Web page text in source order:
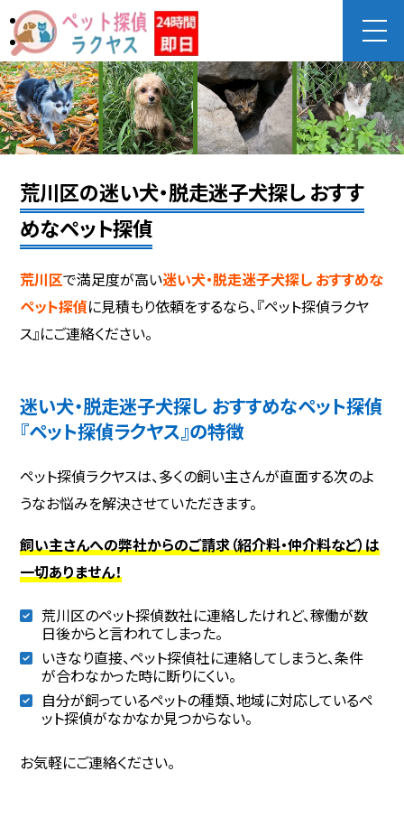
荒川区の迷い犬・脱走迷子犬探し おすす
めなペット探偵
荒川区で満足度が高い迷い犬・脱走迷子犬探し おすすめな
ペット探偵に見積もり依頼をするなら、『ペット探偵ラクヤ
ス』にご連絡ください。
迷い犬・脱走迷子犬探し おすすめなペット探偵
『ペット探偵ラクヤス』の特徴
ペット探偵ラクヤスは、多くの飼い主さんが直面する次のよ
うなお悩みを解決させていただきます。
飼い主さんへの弊社からのご請求（紹介料・仲介料など）は
一切ありません！
荒川区のペット探偵数社に連絡したけれど、稼働が数
日後からと言われてしまった。
いきなり直接、ペット探偵社に連絡してしまうと、条件
が合わなかった時に断りにくい。
自分が飼っているペットの種類、地域に対応しているペ
ット探偵がなかなか見つからない。
お気軽にご連絡ください。